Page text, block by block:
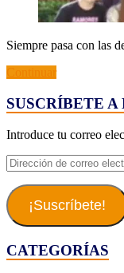
Siempre pasa con las
SUSCRÍBETE
Introduce tu correo
Dirección
de
correo
electrónico
¡Suscríbete!
CATEGORÍAS